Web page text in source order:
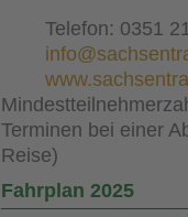
Telefon: 0351
Terminen bei einer
Reise)
Fahrplan 2025